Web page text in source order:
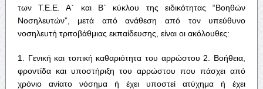
των Τ.Ε.Ε. Α` και Β` κύκλου της ειδικότητας “Βοηθών
Νοσηλευτών”, μετά από ανάθεση από τον υπεύθυνο
νοσηλευτή τριτοβάθμιας εκπαίδευσης, είναι οι ακόλουθες:
1. Γενική και τοπική καθαριότητα του αρρώστου 2. Βοήθεια,
φροντίδα και υποστήριξη του αρρώστου που πάσχει από
χρόνιο ανίατο νόσημα ή έχει υποστεί ατύχημα ή έχει